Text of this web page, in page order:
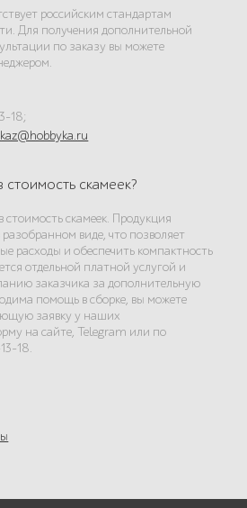
российским стандартам
Для получения дополнительной
по заказу вы можете
18;
стоимость скамеек?
стоимость скамеек. Продукция
разобранном виде, что позволяет
расходы и обеспечить компактность
отдельной платной услугой и
заказчика за дополнительную
помощь в сборке, вы можете
заявку у наших
на сайте, Telegram или по
18.